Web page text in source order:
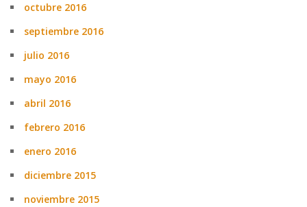
octubre 2016
septiembre 2016
julio 2016
mayo 2016
abril 2016
febrero 2016
enero 2016
diciembre 2015
noviembre 2015